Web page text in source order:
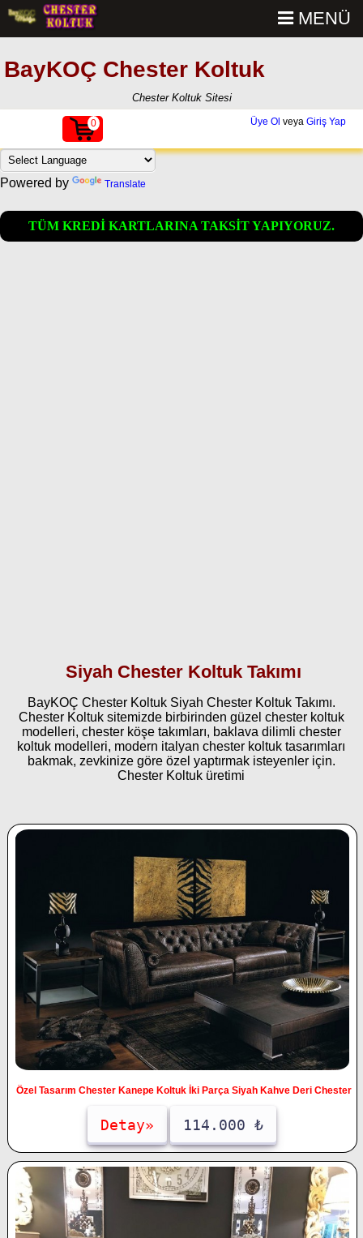
BayKOÇ Chester Koltuk
MENÜ
Chester Koltuk Sitesi
0 Üye Ol veya Giriş Yap
Powered by Translate
TÜM KREDİ KARTLARINA TAKSİT YAPIYORUZ.
Siyah Chester Koltuk Takımı
BayKOÇ Chester Koltuk Siyah Chester Koltuk Takımı.
Chester Koltuk sitemizde birbirinden güzel chester koltuk
modelleri, chester köşe takımları, baklava dilimli chester
koltuk modelleri, modern italyan chester koltuk tasarımları
bakmak, zevkinize göre özel yaptırmak isteyenler için.
Chester Koltuk üretimi
Özel Tasarım Chester Kanepe Koltuk İki Parça Siyah Kahve Deri Chester
Detay» 114.000 ₺